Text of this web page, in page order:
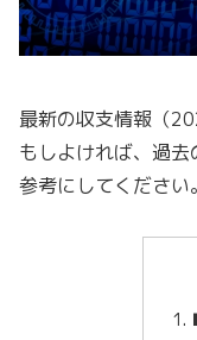
最新の収支情報（
もしよければ、過去
参考にしてください。